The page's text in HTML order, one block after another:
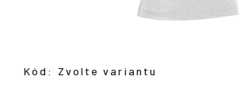
Kód: Zvolte variantu